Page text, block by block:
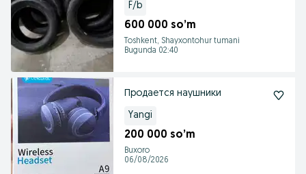
F/b
600 000 so’m
Toshkent, Shayxontohur tumani
Bugunda 02:40
Продается наушники
Yangi
200 000 so’m
Buxoro
06/08/2026